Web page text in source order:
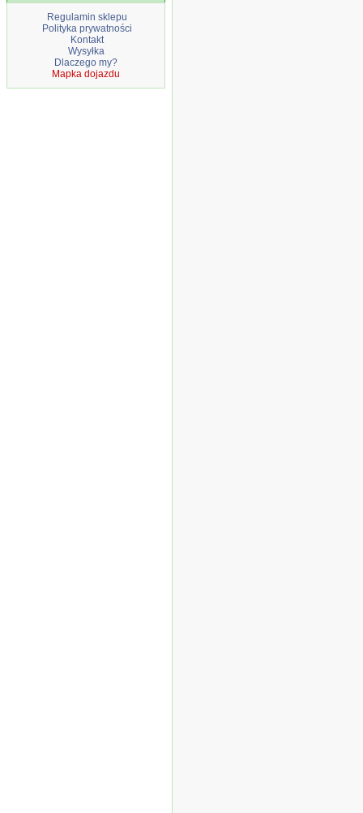
Regulamin sklepu
Polityka prywatności
Kontakt
Wysyłka
Dlaczego my?
Mapka dojazdu